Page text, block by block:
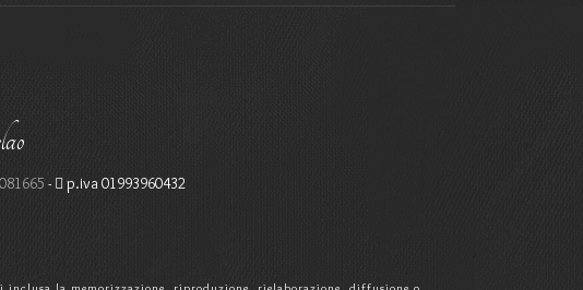
- p.iva 01993960432